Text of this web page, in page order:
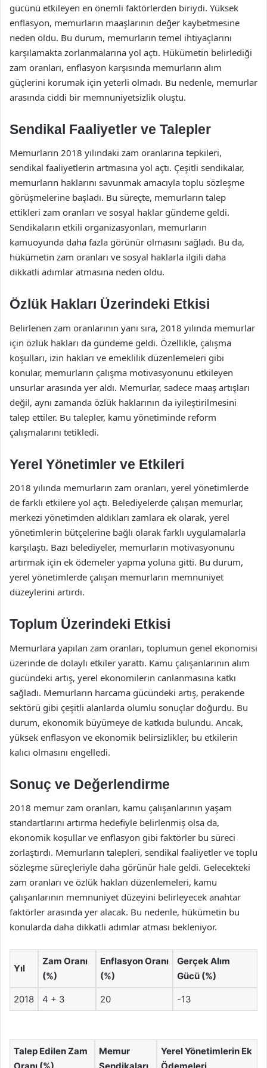
gücünü etkileyen en önemli faktörlerden biriydi. Yüksek
enflasyon, memurların maaşlarının değer kaybetmesine
neden oldu. Bu durum, memurların temel ihtiyaçlarını
karşılamakta zorlanmalarına yol açtı. Hükümetin belirlediği
zam oranları, enflasyon karşısında memurların alım
güçlerini korumak için yeterli olmadı. Bu nedenle, memurlar
arasında ciddi bir memnuniyetsizlik oluştu.
Sendikal Faaliyetler ve Talepler
Memurların 2018 yılındaki zam oranlarına tepkileri,
sendikal faaliyetlerin artmasına yol açtı. Çeşitli sendikalar,
memurların haklarını savunmak amacıyla toplu sözleşme
görüşmelerine başladı. Bu süreçte, memurların talep
ettikleri zam oranları ve sosyal haklar gündeme geldi.
Sendikaların etkili organizasyonları, memurların
kamuoyunda daha fazla görünür olmasını sağladı. Bu da,
hükümetin zam oranları ve sosyal haklarla ilgili daha
dikkatli adımlar atmasına neden oldu.
Özlük Hakları Üzerindeki Etkisi
Belirlenen zam oranlarının yanı sıra, 2018 yılında memurlar
için özlük hakları da gündeme geldi. Özellikle, çalışma
koşulları, izin hakları ve emeklilik düzenlemeleri gibi
konular, memurların çalışma motivasyonunu etkileyen
unsurlar arasında yer aldı. Memurlar, sadece maaş artışları
değil, aynı zamanda özlük haklarının da iyileştirilmesini
talep ettiler. Bu talepler, kamu yönetiminde reform
çalışmalarını tetikledi.
Yerel Yönetimler ve Etkileri
2018 yılında memurların zam oranları, yerel yönetimlerde
de farklı etkilere yol açtı. Belediyelerde çalışan memurlar,
merkezi yönetimden aldıkları zamlara ek olarak, yerel
yönetimlerin bütçelerine bağlı olarak farklı uygulamalarla
karşılaştı. Bazı belediyeler, memurların motivasyonunu
artırmak için ek ödemeler yapma yoluna gitti. Bu durum,
yerel yönetimlerde çalışan memurların memnuniyet
düzeylerini artırdı.
Toplum Üzerindeki Etkisi
Memurlara yapılan zam oranları, toplumun genel ekonomisi
üzerinde de dolaylı etkiler yarattı. Kamu çalışanlarının alım
gücündeki artış, yerel ekonomilerin canlanmasına katkı
sağladı. Memurların harcama gücündeki artış, perakende
sektörü gibi çeşitli alanlarda olumlu sonuçlar doğurdu. Bu
durum, ekonomik büyümeye de katkıda bulundu. Ancak,
yüksek enflasyon ve ekonomik belirsizlikler, bu etkilerin
kalıcı olmasını engelledi.
Sonuç ve Değerlendirme
2018 memur zam oranları, kamu çalışanlarının yaşam
standartlarını artırma hedefiyle belirlenmiş olsa da,
ekonomik koşullar ve enflasyon gibi faktörler bu süreci
zorlaştırdı. Memurların talepleri, sendikal faaliyetler ve toplu
sözleşme süreçleriyle daha görünür hale geldi. Gelecekteki
zam oranları ve özlük hakları düzenlemeleri, kamu
çalışanlarının memnuniyet düzeyini belirleyecek anahtar
faktörler arasında yer alacak. Bu nedenle, hükümetin bu
konularda daha dikkatli adımlar atması bekleniyor.
Yıl
Zam Oranı
(%)
Enflasyon Oranı
(%)
Gerçek Alım
Gücü (%)
2018 4 + 3 20 -13
Talep Edilen Zam
Oranı (%)
Memur
Sendikaları
Yerel Yönetimlerin Ek
Ödemeleri